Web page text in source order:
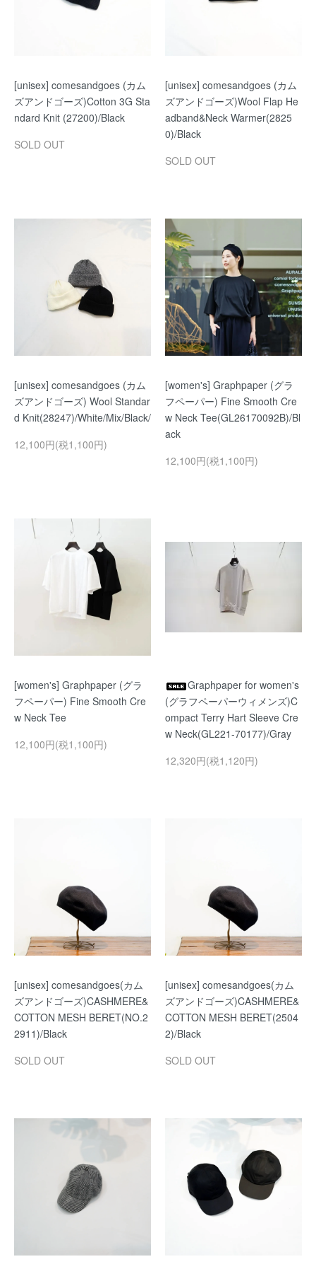
[unisex] comesandgoes (カム
ズアンドゴーズ)Cotton 3G Sta
ndard Knit (27200)/Black
SOLD OUT
[unisex] comesandgoes (カム
ズアンドゴーズ)Wool Flap He
adband&Neck Warmer(2825
0)/Black
SOLD OUT
[unisex] comesandgoes (カム
ズアンドゴーズ) Wool Standar
d Knit(28247)/White/Mix/Black/
12,100円(税1,100円)
[women's] Graphpaper (グラ
フペーパー) Fine Smooth Cre
w Neck Tee(GL26170092B)/Bl
ack
12,100円(税1,100円)
[women's] Graphpaper (グラ
フペーパー) Fine Smooth Cre
w Neck Tee
12,100円(税1,100円)
Graphpaper for women's
(グラフペーパーウィメンズ)C
ompact Terry Hart Sleeve Cre
w Neck(GL221-70177)/Gray
12,320円(税1,120円)
[unisex] comesandgoes(カム
ズアンドゴーズ)CASHMERE&
COTTON MESH BERET(NO.2
2911)/Black
SOLD OUT
[unisex] comesandgoes(カム
ズアンドゴーズ)CASHMERE&
COTTON MESH BERET(2504
2)/Black
SOLD OUT